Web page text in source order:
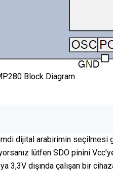
Block Diagram
dijital arabirimin
lütfen SDO pinini
dışında çalışan bir